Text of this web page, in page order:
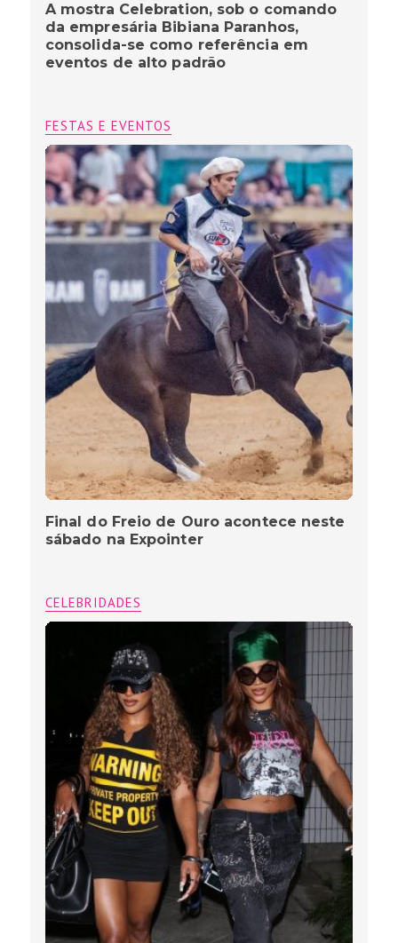
A mostra Celebration, sob o comando
da empresária Bibiana Paranhos,
consolida-se como referência em
eventos de alto padrão
FESTAS E EVENTOS
Final do Freio de Ouro acontece neste
sábado na Expointer
CELEBRIDADES